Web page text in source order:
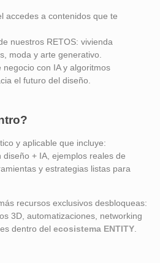
accedes a contenidos que te
nuestros RETOS: vivienda
moda y arte generativo.
con IA y algoritmos
el futuro del diseño.
y aplicable que incluye:
+ IA, ejemplos reales de
y estrategias listas para
recursos exclusivos desbloqueas:
3D, automatizaciones, networking
dentro del ecosistema ENTITY